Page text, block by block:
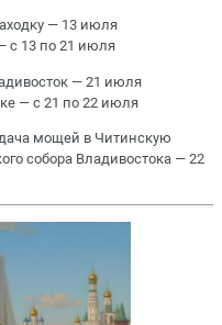
— 13 июля
с 13 по 21 июля
— 21 июля
— с 21 по 22 июля
мощей в Читинскую
собора Владивостока — 22